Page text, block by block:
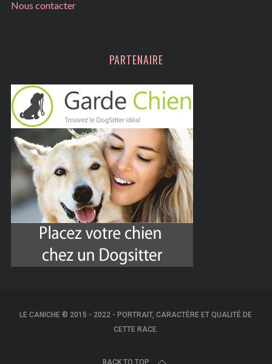
Nous contacter
PARTENAIRE
LE CANICHE © 2015 - 2022 - PORTRAIT, CARACTÈRE ET QUALITÉ DE
CETTE RACE.
BACK TO TOP